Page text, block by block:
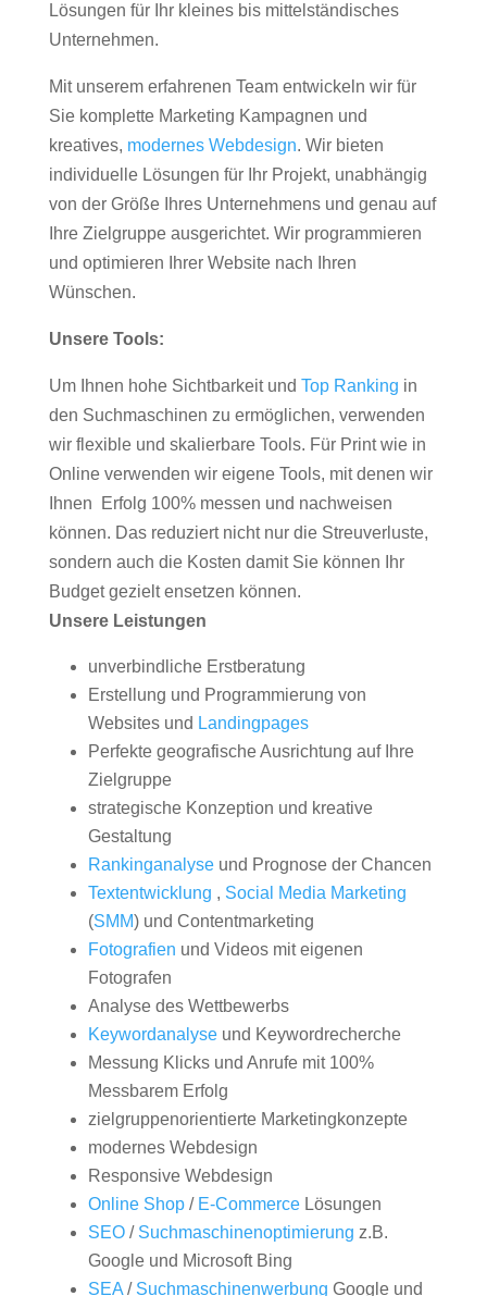
Lösungen für Ihr kleines bis mittelständisches
Unternehmen.
Mit unserem erfahrenen Team entwickeln wir für
Sie komplette Marketing Kampagnen und
kreatives, modernes Webdesign. Wir bieten
individuelle Lösungen für Ihr Projekt, unabhängig
von der Größe Ihres Unternehmens und genau auf
Ihre Zielgruppe ausgerichtet. Wir programmieren
und optimieren Ihrer Website nach Ihren
Wünschen.
Unsere Tools:
Um Ihnen hohe Sichtbarkeit und Top Ranking in
den Suchmaschinen zu ermöglichen, verwenden
wir flexible und skalierbare Tools. Für Print wie in
Online verwenden wir eigene Tools, mit denen wir
Ihnen Erfolg 100% messen und nachweisen
können. Das reduziert nicht nur die Streuverluste,
sondern auch die Kosten damit Sie können Ihr
Budget gezielt ensetzen können.
Unsere Leistungen
unverbindliche Erstberatung
Erstellung und Programmierung von
Websites und Landingpages
Perfekte geografische Ausrichtung auf Ihre
Zielgruppe
strategische Konzeption und kreative
Gestaltung
Rankinganalyseund Prognose der Chancen
Textentwicklung , Social Media Marketing
(SMM) und Contentmarketing
Fotografien und Videos mit eigenen
Fotografen
Analyse des Wettbewerbs
Keywordanalyseund Keywordrecherche
Messung Klicks und Anrufe mit 100%
Messbarem Erfolg
zielgruppenorientierte Marketingkonzepte
modernes Webdesign
Responsive Webdesign
Online Shop/ E-CommerceLösungen
SEO/ Suchmaschinenoptimierung z.B.
Google und Microsoft Bing
SEA/ Suchmaschinenwerbung Google und